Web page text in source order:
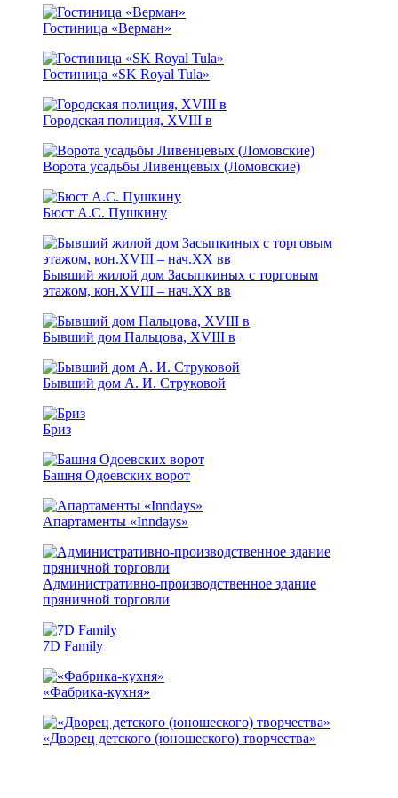
Гостиница «Верман»
Гостиница «SK Royal Tula»
Городская полиция, XVIII в
Ворота усадьбы Ливенцевых (Ломовские)
Бюст А.С. Пушкину
Бывший жилой дом Засыпкиных с торговым
этажом, кон.XVIII – нач.ХХ вв
Бывший дом Пальцова, XVIII в
Бывший дом А. И. Струковой
Бриз
Башня Одоевских ворот
Апартаменты «Inndays»
Административно-производственное здание
пряничной торговли
7D Family
«Фабрика-кухня»
«Дворец детского (юношеского) творчества»